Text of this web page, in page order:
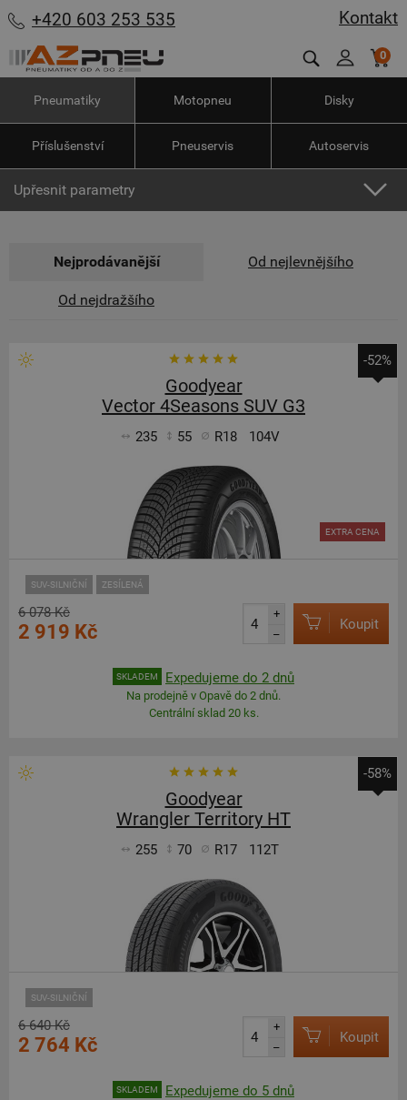
Kontakt
+420 603 253 535
0
Pneumatiky Motopneu Disky
Příslušenství Pneuservis Autoservis
Upřesnit parametry
Nejprodávanější Od nejlevnějšího
Od nejdražšího
-52%
Goodyear
Vector 4Seasons SUV G3
235 55 R18 104V
SUV-SILNIČNÍ ZESÍLENÁ
EXTRA CENA
6 078 Kč
2 919 Kč
+
–
Koupit
SKLADEM Expedujeme do 2 dnů
Na prodejně v Opavě do 2 dnů.
Centrální sklad 20 ks.
-58%
Goodyear
Wrangler Territory HT
255 70 R17 112T
SUV-SILNIČNÍ
6 640 Kč
2 764 Kč
+
–
Koupit
SKLADEM Expedujeme do 5 dnů